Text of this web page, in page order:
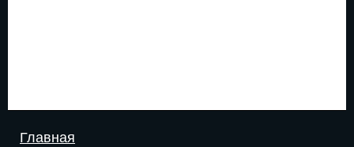
Главная